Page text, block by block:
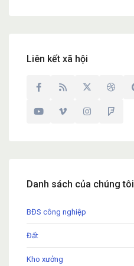
Liên kết xã hội
Danh sách của chúng tôi
BĐS công nghiệp
Đất
Kho xưởng